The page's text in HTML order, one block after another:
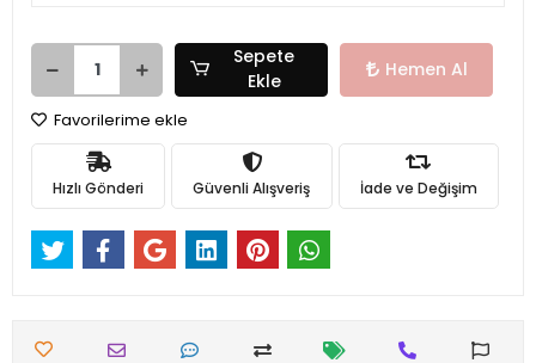
Sepete
Ekle
Hemen Al
Favorilerime ekle
Hızlı Gönderi Güvenli Alışveriş İade ve Değişim